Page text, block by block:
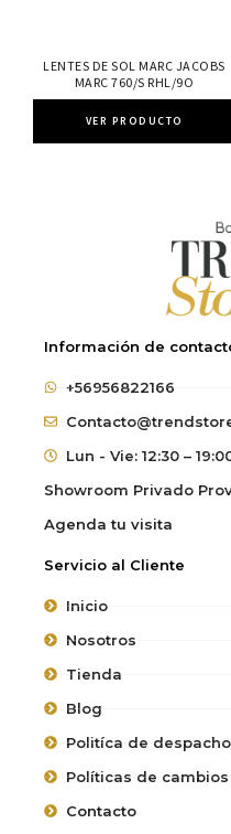
LENTES DE SOL MARC JACOBS
MARC 760/S RHL/9O
VER PRODUCTO
Información de
+56956822166
Lun - Vie: 12:30 –
Showroom Privado
Agenda tu visita
Servicio al Cliente
Inicio
Nosotros
Tienda
Blog
Politíca de
Políticas de
Contacto